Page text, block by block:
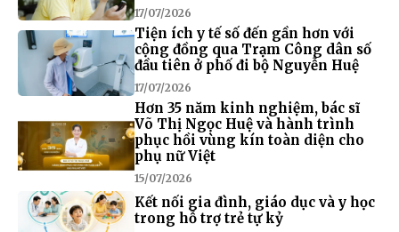
17/07/2026
Tiện ích y tế số đến gần hơn với
cộng đồng qua Trạm Công dân số
đầu tiên ở phố đi bộ Nguyễn Huệ
17/07/2026
Hơn 35 năm kinh nghiệm, bác sĩ
Võ Thị Ngọc Huệ và hành trình
phục hồi vùng kín toàn diện cho
phụ nữ Việt
15/07/2026
Kết nối gia đình, giáo dục và y học
trong hỗ trợ trẻ tự kỷ